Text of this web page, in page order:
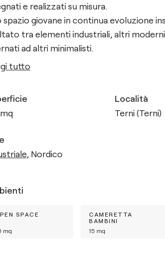
e realizzati su misura.
spazio giovane in continua evoluzione
tra elementi industriali, altri
ad altri minimalisti.
tutto
mq
Località
Terni (Terni)
, Nordico
SPACE
mq
CAMERETTA
BAMBINI
15 mq